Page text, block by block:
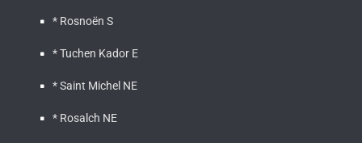
* Rosnoën S
* Tuchen Kador E
* Saint Michel NE
* Rosalch NE